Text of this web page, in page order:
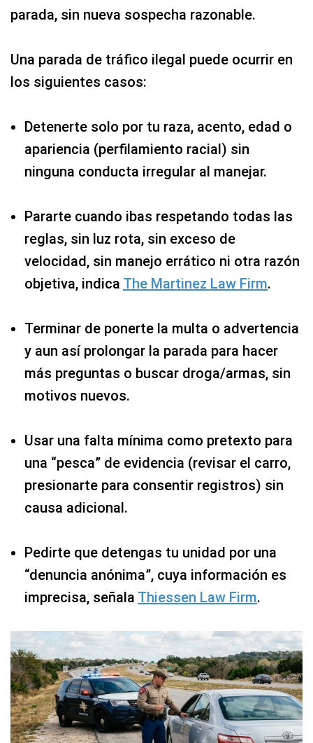
parada, sin nueva sospecha razonable.
Una parada de tráfico ilegal puede ocurrir en
los siguientes casos:
Detenerte solo por tu raza, acento, edad o
apariencia (perfilamiento racial) sin
ninguna conducta irregular al manejar.
Pararte cuando ibas respetando todas las
reglas, sin luz rota, sin exceso de
velocidad, sin manejo errático ni otra razón
objetiva, indica The Martinez Law Firm.
Terminar de ponerte la multa o advertencia
y aun así prolongar la parada para hacer
más preguntas o buscar droga/armas, sin
motivos nuevos.
Usar una falta mínima como pretexto para
una “pesca” de evidencia (revisar el carro,
presionarte para consentir registros) sin
causa adicional.
Pedirte que detengas tu unidad por una
“denuncia anónima”, cuya información es
imprecisa, señala Thiessen Law Firm.